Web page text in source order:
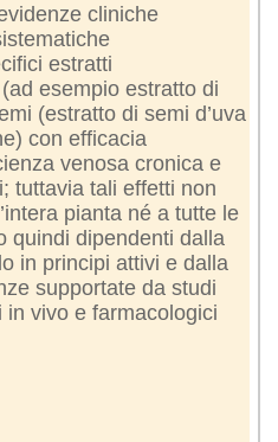
cliniche
estratti
esempio estratto di
(estratto di semi d’uva
con efficacia
venosa cronica e
tuttavia tali effetti non
pianta né a tutte le
quindi dipendenti dalla
in principi attivi e dalla
supportate da studi
vivo e farmacologici